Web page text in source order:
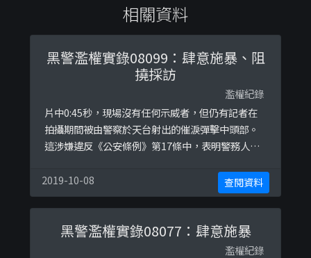
相關資料
黑警濫權實錄08099：肆意施暴、阻
撓採訪
濫權紀錄
片中0:45秒，現場沒有任何示威者，但仍有記者在
拍攝期間被由警察於天台射出的催淚彈擊中頭部。
這涉嫌違反《公安條例》第17條中，表明警務人員
只可以使用「合理所需的武力」。
2019-10-08 查閱資料
黑警濫權實錄08077：肆意施暴
濫權紀錄